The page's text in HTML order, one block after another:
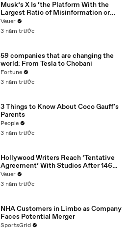
Musk’s X Is ‘the Platform With the
Largest Ratio of Misinformation or
Disinformation’ Amongst All Social
Media Platforms
Veuer
3 năm trước
59 companies that are changing the
world: From Tesla to Chobani
Fortune
3 năm trước
3 Things to Know About Coco Gauff's
Parents
People
3 năm trước
Hollywood Writers Reach ‘Tentative
Agreement’ With Studios After 146
Day Strike
Veuer
3 năm trước
NHA Customers in Limbo as Company
Faces Potential Merger
SportsGrid